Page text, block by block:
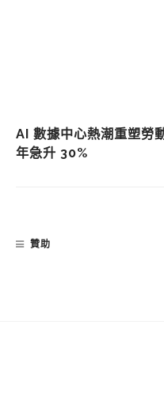
AI 數據中心熱潮重塑
年急升 30%
贊助